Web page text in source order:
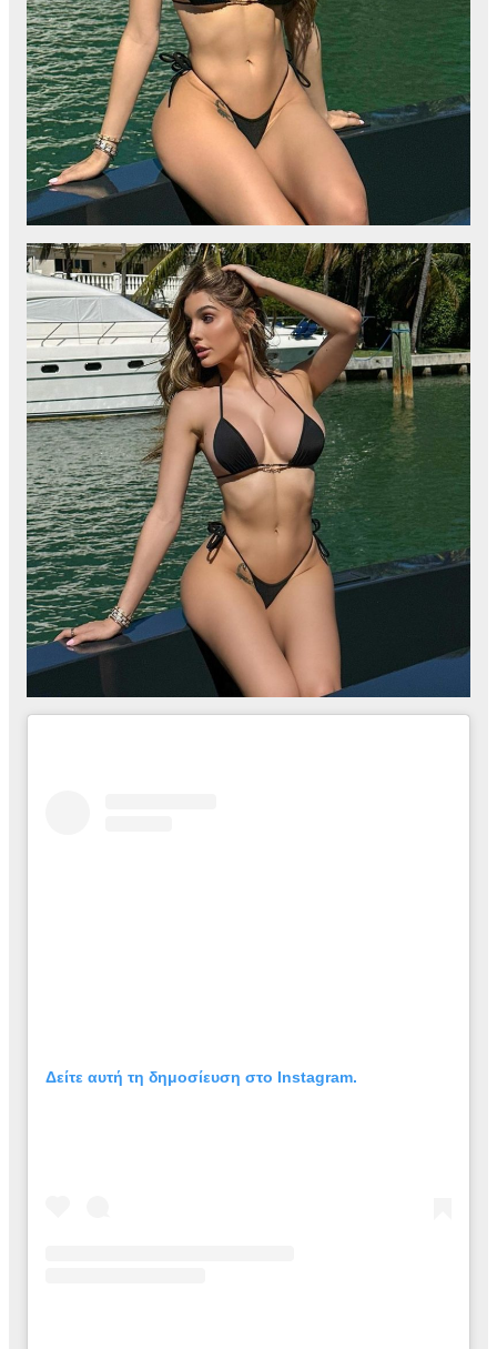
Δείτε αυτή τη δημοσίευση στο Instagram.